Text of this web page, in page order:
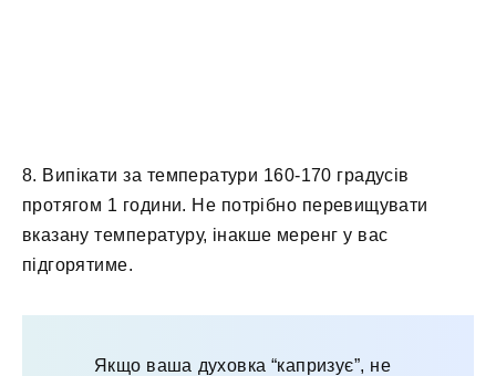
8. Випікати за температури 160-170 градусів
протягом 1 години. Не потрібно перевищувати
вказану температуру, інакше меренг у вас
підгорятиме.
Якщо ваша духовка “капризує”, не